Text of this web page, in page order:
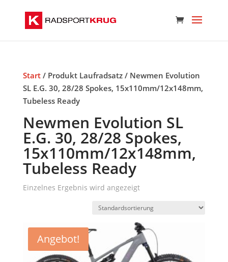
Start/ Produkt Laufradsatz / Newmen Evolution
SL E.G. 30, 28/28 Spokes, 15x110mm/12x148mm,
Tubeless Ready
Newmen Evolution SL
E.G. 30, 28/28 Spokes,
15x110mm/12x148mm,
Tubeless Ready
Einzelnes Ergebnis wird angezeigt
Angebot!